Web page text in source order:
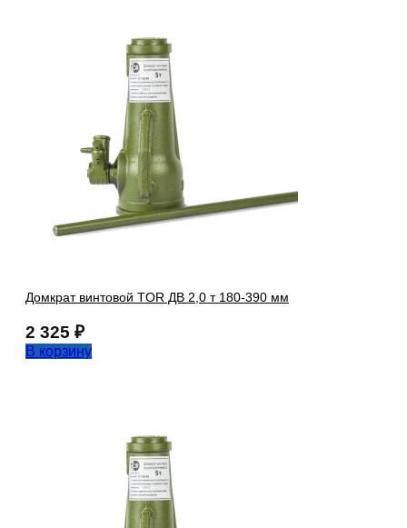
Домкрат винтовой TOR ДВ 2,0 т 180-390 мм
2 325 ₽
В корзину